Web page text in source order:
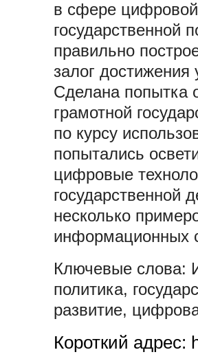
в сфере
государственной
правильно
залог
Сделана попытка
грамотной
по курсу
попытались
цифровые
государственной
несколько
информационных
политика,
развитие,
Короткий адрес: